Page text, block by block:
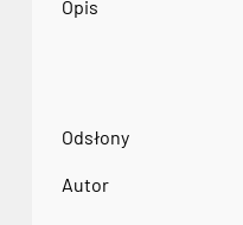
Opis
Odsłony
Autor